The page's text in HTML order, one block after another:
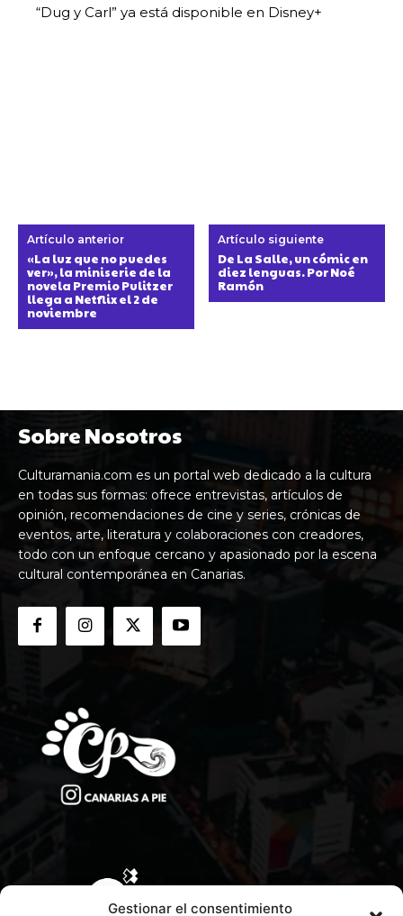
Gestionar el consentimiento
“Dug y Carl” ya está disponible en Disney+
Artículo anterior
«La luz que no puedes
ver», la miniserie de la
novela Premio Pulitzer
llega a Netflix el 2 de
noviembre
Artículo siguiente
De La Salle, un cómic en
diez lenguas. Por Noé
Ramón
Sobre Nosotros
Culturamania.com es un portal web dedicado a la cultura
en todas sus formas: ofrece entrevistas, artículos de
opinión, recomendaciones de cine y series, crónicas de
eventos, arte, literatura y colaboraciones con creadores,
todo con un enfoque cercano y apasionado por la escena
cultural contemporánea en Canarias.